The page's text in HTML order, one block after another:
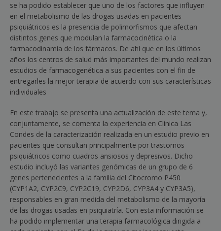
se ha podido establecer que uno de los factores que influyen
en el metabolismo de las drogas usadas en pacientes
psiquiátricos es la presencia de polimorfismos que afectan
distintos genes que modulan la farmacocinética o la
farmacodinamia de los fármacos. De ahí que en los últimos
años los centros de salud más importantes del mundo realizan
estudios de farmacogenética a sus pacientes con el fin de
entregarles la mejor terapia de acuerdo con sus características
individuales
En este trabajo se presenta una actualización de este tema y,
conjuntamente, se comenta la experiencia en Clínica Las
Condes de la caracterización realizada en un estudio previo en
pacientes que consultan principalmente por trastornos
psiquiátricos como cuadros ansiosos y depresivos. Dicho
estudio incluyó las variantes genómicas de un grupo de 6
genes pertenecientes a la familia del Citocromo P450
(CYP1A2, CYP2C9, CYP2C19, CYP2D6, CYP3A4 y CYP3A5),
responsables en gran medida del metabolismo de la mayoría
de las drogas usadas en psiquiatría. Con esta información se
ha podido implementar una terapia farmacológica dirigida a